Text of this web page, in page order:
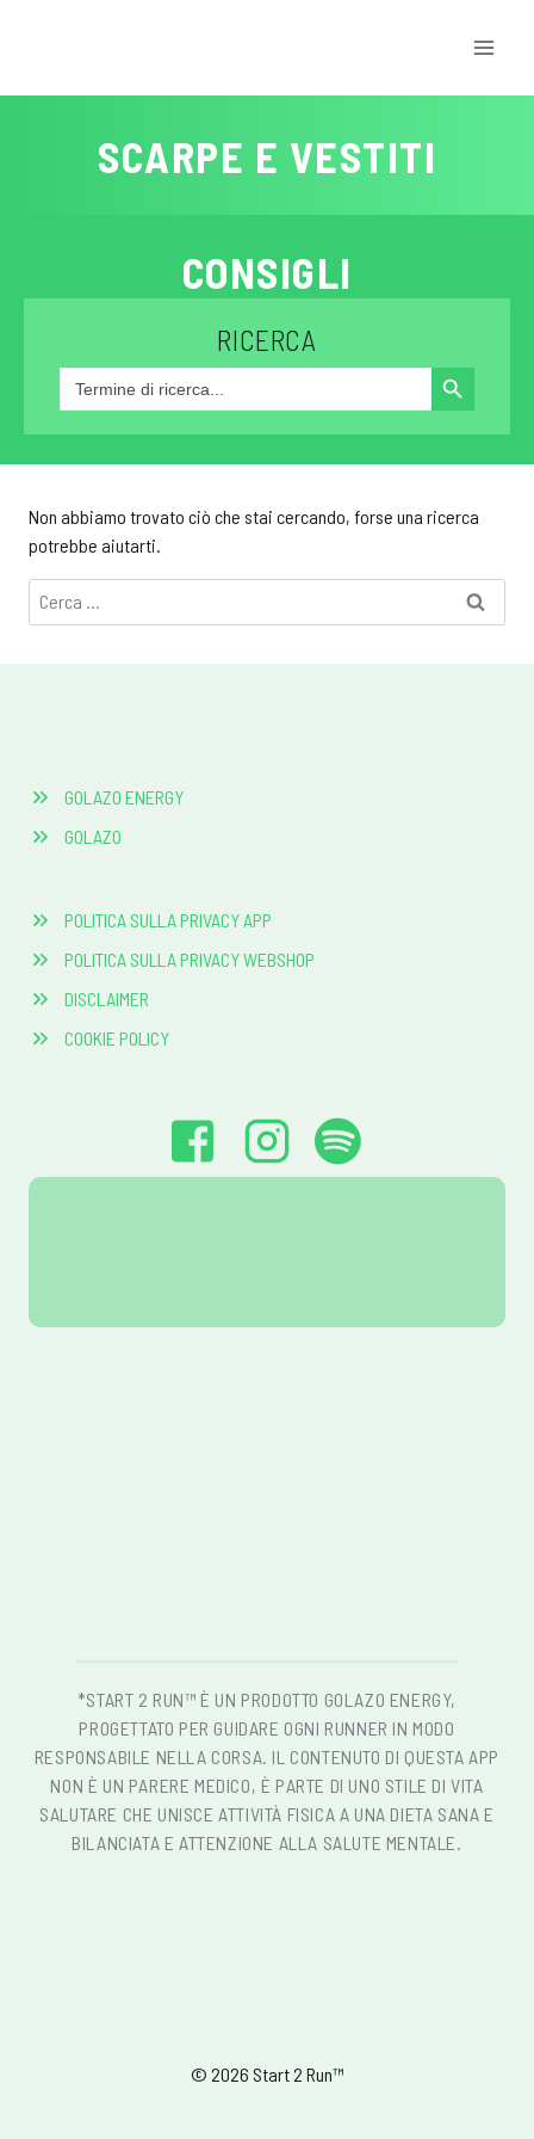
SCARPE E VESTITI
CONSIGLI
RICERCA
Search
for:
SEARCH BUTTON
Non abbiamo trovato ciò che stai cercando, forse una ricerca
potrebbe aiutarti.
Ricerca
per:
GOLAZO ENERGY
GOLAZO
POLITICA SULLA PRIVACY APP
POLITICA SULLA PRIVACY WEBSHOP
DISCLAIMER
COOKIE POLICY
*START 2 RUN™ È UN PRODOTTO GOLAZO ENERGY,
PROGETTATO PER GUIDARE OGNI RUNNER IN MODO
RESPONSABILE NELLA CORSA. IL CONTENUTO DI QUESTA APP
NON È UN PARERE MEDICO, È PARTE DI UNO STILE DI VITA
SALUTARE CHE UNISCE ATTIVITÀ FISICA A UNA DIETA SANA E
BILANCIATA E ATTENZIONE ALLA SALUTE MENTALE.
© 2026 Start 2 Run™